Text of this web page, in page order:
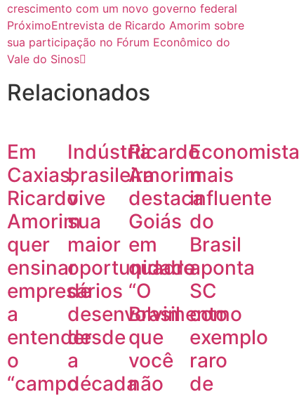
crescimento com um novo governo federal
PróximoEntrevista de Ricardo Amorim sobre
sua participação no Fórum Econômico do
Vale do Sinos
Relacionados
Em
Caxias,
Ricardo
Amorim
quer
ensinar
empresários
a
entender
o
“campo
Indústria
brasileira
vive
sua
maior
oportunidade
de
desenvolvimento
desde
a
década
Ricardo
Amorim
destaca
Goiás
em
quadro
“O
Brasil
que
você
não
Economista
mais
influente
do
Brasil
aponta
SC
como
exemplo
raro
de